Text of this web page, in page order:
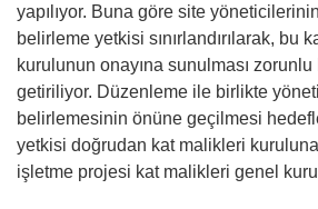
yapılıyor. Buna göre site
belirleme yetkisi sınırlandırılarak, bu
kurulunun onayına sunulması zorunlu
getiriliyor. Düzenleme ile birlikte
belirlemesinin önüne geçilmesi
yetkisi doğrudan kat malikleri
işletme projesi kat malikleri genel